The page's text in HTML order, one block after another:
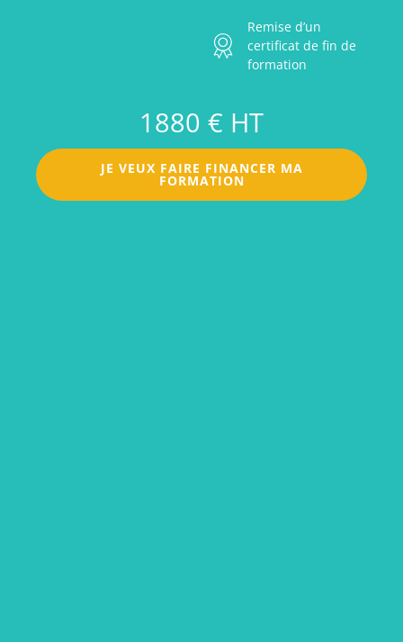
Remise d’un
certificat de fin de
formation
1880 € HT
JE VEUX FAIRE FINANCER MA
FORMATION